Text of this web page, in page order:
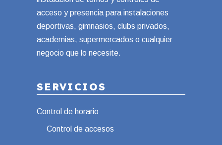
acceso y presencia para instalaciones
deportivas, gimnasios, clubs privados,
academias, supermercados o cualquier
negocio que lo necesite.
SERVICIOS
Control de horario
Control de accesos